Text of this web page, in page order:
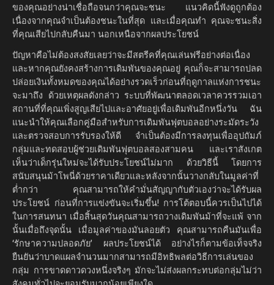
ของคุณอย่างน่าเชื่อถือจนกว่าคุณจะชนะ แนวคิดนี้ฟังดูถูกต้อง
เนื่องจากคุณจำเป็นต้องชนะในที่สุด และเมื่อคุณทำ คุณจะชนะสิ่ง
ที่คุณเสียไปกลับคืนมา นอกเหนือจากผลประโยชน์
ปัญหาคือไม่ต้องสงสัยเลยว่าจะมีสตรีคที่คุณเล่นฟรีอย่างต่อเนื่อง
และหากคุณยังคงสร้างการเดิมพันของคุณอยู่ คุณก็จะสามารถปลด
ปล่อยเงินทั้งหมดของคุณได้อย่างรวดเร็วก่อนที่ฤดูกาลแห่งการชนะ
จะมาถึง ด้วยเหตุผลดังกล่าว ระบบที่พัฒนาตลอดเวลาควรรวมเอา
สถานที่ที่คุณเพิ่งสูญเสียไปและอาศัยอยู่เพื่อเดิมพันอีกหนึ่งวัน ฉัน
แนะนำให้คุณเลือกคู่มือสำหรับการเดิมพันฟุตบอลอย่างระมัดระวัง
และตรวจสอบการรับรองให้ดี จำเป็นต้องมีการลงทุนเพื่ออุปถัมภ์
กลุ่มและทดสอบผู้ช่วยเดิมพันฟุตบอลสองสามคน และเราสังเกต
เห็นว่าเด็กรุ่นใหม่จะได้รับประโยชน์ไม่มาก ด้วยวิธีนี้ โดยการ
สนับสนุนม้าโพนี่ด้วยราคาเดียวและหลังจากนั้นวางกลับในมูลค่าที่
ต่ำกว่า คุณสามารถให้คำมั่นสัญญากับตัวเองว่าจะได้รับผล
ประโยชน์ ก่อนที่การแข่งขันจะเริ่มขึ้น! การโต้ตอบนี้ควรเป็นไปได้
ในการสนทนา เมื่อสิ้นสุดวันคุณสามารถวางเดิมพันม้าที่จะแพ้ จาก
นั้นเมื่อถึงจุดนั้น เมื่อมูลค่าของมันลอยตัว คุณสามารถคืนมันเพื่อ
‘รักษาความปลอดภัย’ ผลประโยชน์ได้ อย่างไรก็ตามข้อเท็จจริง
ยืนยันว่าบาดแผลจำนวนมากสามารถมีอิทธิพลต่อวิธีการเล่นของ
กลุ่ม การขาดดาวดวงหนึ่งจริงๆ มักจะไม่ส่งผลกระทบต่อกลุ่มไม่ว่า